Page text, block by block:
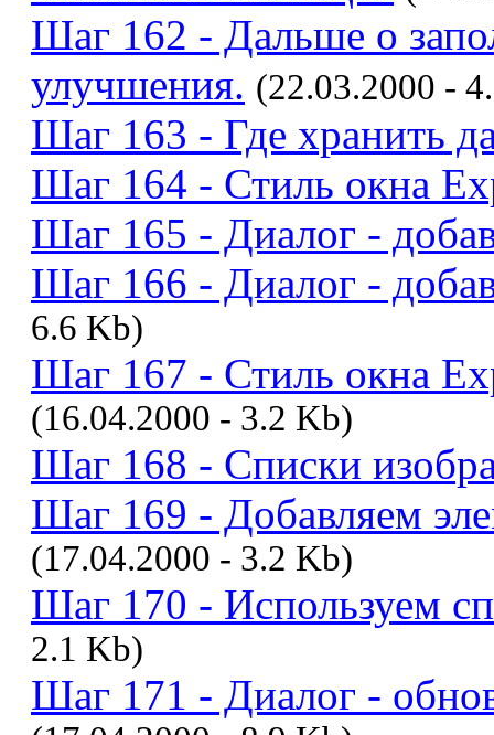
Шаг 162 - Дальше о
улучшения. (22.03.2000 -
Шаг 163 - Где хранить
Шаг 164 - Стиль окна
Шаг 165 - Диалог -
Шаг 166 - Диалог -
6.6 Kb)
Шаг 167 - Стиль окна
(16.04.2000 - 3.2 Kb)
Шаг 168 - Списки
Шаг 169 - Добавляем
(17.04.2000 - 3.2 Kb)
Шаг 170 - Используем
2.1 Kb)
Шаг 171 - Диалог -